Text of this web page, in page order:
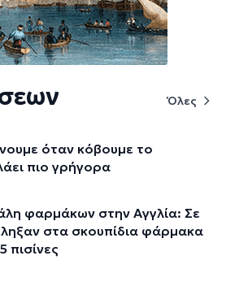
Όλες
όταν κόβουμε το
πιο γρήγορα
φαρμάκων στην Αγγλία: Σε
στα σκουπίδια φάρμακα
πισίνες